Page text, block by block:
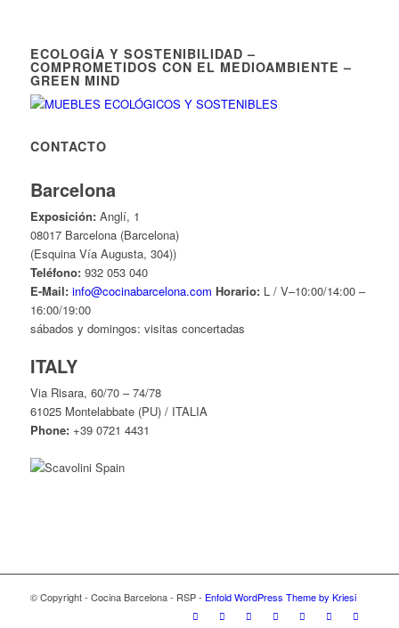
ECOLOGÍA Y SOSTENIBILIDAD –
COMPROMETIDOS CON EL MEDIOAMBIENTE –
GREEN MIND
CONTACTO
Barcelona
Exposición:Anglí, 1
08017 Barcelona (Barcelona)
(Esquina Vía Augusta, 304))
Teléfono:932 053 040
E-Mail: info@cocinabarcelona.com Horario:L / V–10:00/14:00 –
16:00/19:00
sábados y domingos: visitas concertadas
ITALY
Via Risara, 60/70 – 74/78
61025 Montelabbate (PU) / ITALIA
Phone:+39 0721 4431
© Copyright - Cocina Barcelona - RSP - Enfold WordPress Theme by Kriesi